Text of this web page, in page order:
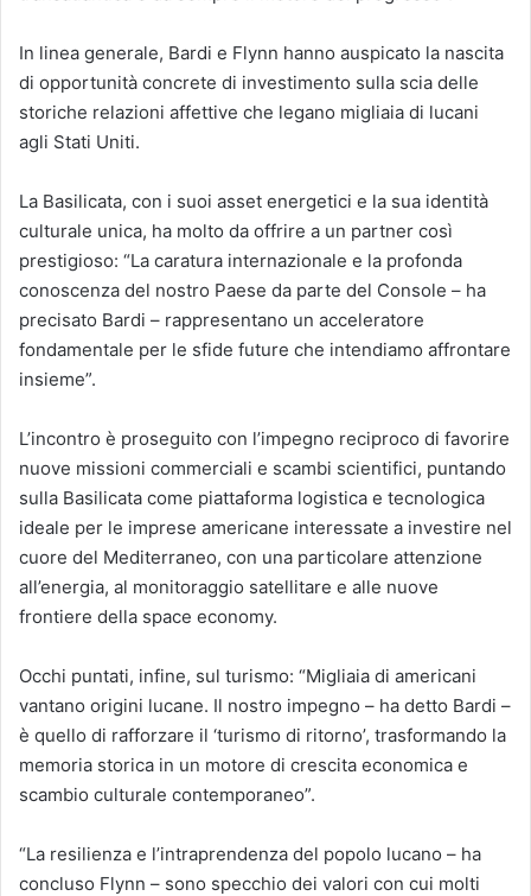
In linea generale, Bardi e Flynn hanno auspicato la nascita
di opportunità concrete di investimento sulla scia delle
storiche relazioni affettive che legano migliaia di lucani
agli Stati Uniti.
La Basilicata, con i suoi asset energetici e la sua identità
culturale unica, ha molto da offrire a un partner così
prestigioso: “La caratura internazionale e la profonda
conoscenza del nostro Paese da parte del Console – ha
precisato Bardi – rappresentano un acceleratore
fondamentale per le sfide future che intendiamo affrontare
insieme”.
L’incontro è proseguito con l’impegno reciproco di favorire
nuove missioni commerciali e scambi scientifici, puntando
sulla Basilicata come piattaforma logistica e tecnologica
ideale per le imprese americane interessate a investire nel
cuore del Mediterraneo, con una particolare attenzione
all’energia, al monitoraggio satellitare e alle nuove
frontiere della space economy.
Occhi puntati, infine, sul turismo: “Migliaia di americani
vantano origini lucane. Il nostro impegno – ha detto Bardi –
è quello di rafforzare il ‘turismo di ritorno’, trasformando la
memoria storica in un motore di crescita economica e
scambio culturale contemporaneo”.
“La resilienza e l’intraprendenza del popolo lucano – ha
concluso Flynn – sono specchio dei valori con cui molti